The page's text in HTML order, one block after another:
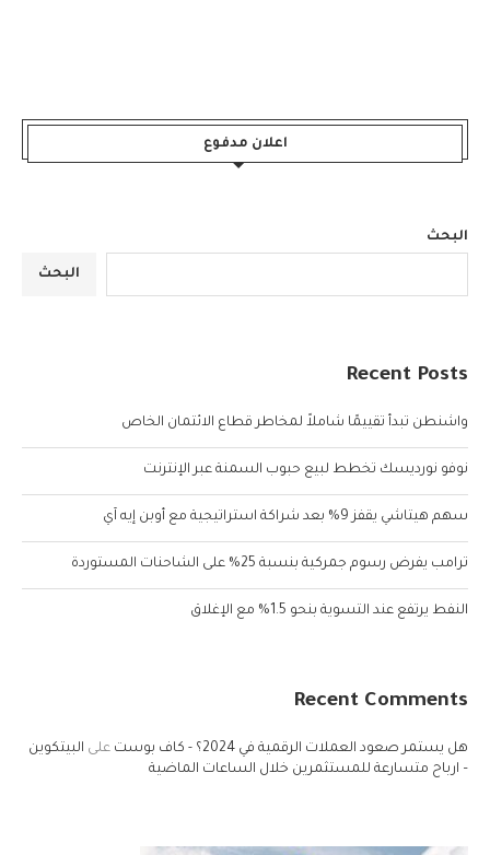
اعلان مدفوع
البحث
البحث
Recent Posts
واشنطن تبدأ تقييمًا شاملاً لمخاطر قطاع الائتمان الخاص
نوفو نورديسك تخطط لبيع حبوب السمنة عبر الإنترنت
سهم هيتاشي يقفز 9% بعد شراكة استراتيجية مع أوبن إيه آي
ترامب يفرض رسوم جمركية بنسبة 25% على الشاحنات المستوردة
النفط يرتفع عند التسوية بنحو 1.5% مع الإغلاق
Recent Comments
هل يستمر صعود العملات الرقمية في 2024؟ - كاف بوست على البيتكوين
– ارباح متسارعة للمستثمرين خلال الساعات الماضية